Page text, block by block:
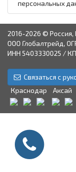
персональных
2016-2026 ©
ООО Глобалтрейд,
ИНН 5403330025 /
Связаться с
Краснодар
Аксай